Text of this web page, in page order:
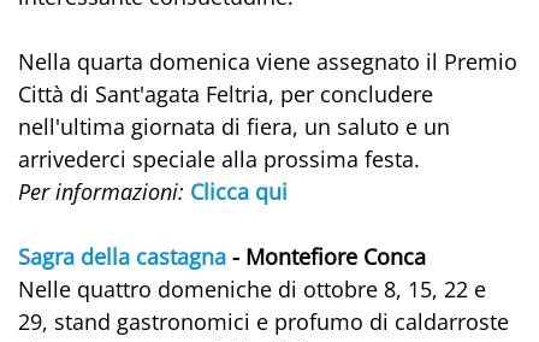
Nella quarta domenica viene assegnato il Premio
Città di Sant'agata Feltria, per concludere
nell'ultima giornata di fiera, un saluto e un
arrivederci speciale alla prossima festa.
Per informazioni: Clicca qui
Sagra della castagna - Montefiore Conca
Nelle quattro domeniche di ottobre 8, 15, 22 e
29, stand gastronomici e profumo di caldarroste